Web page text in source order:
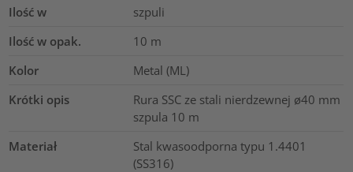
Ilość w
szpuli
Ilość w opak.
10 m
Kolor
Metal (ML)
Krótki opis
Rura SSC ze stali nierdzewnej ø40 mm
szpula 10 m
Materiał
Stal kwasoodporna typu 1.4401
(SS316)